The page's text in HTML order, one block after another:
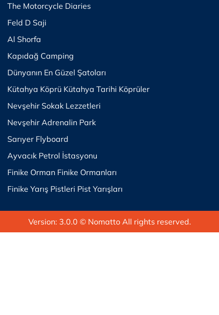
The Motorcycle Diaries
Feld D Saji
Al Shorfa
Kapıdağ Camping
Dünyanın En Güzel Şatoları
Kütahya Köprü Kütahya Tarihi Köprüler
Nevşehir Sokak Lezzetleri
Nevşehir Adrenalin Park
Sarıyer Flyboard
Ayvacık Petrol İstasyonu
Finike Orman Finike Ormanları
Finike Yarış Pistleri Pist Yarışları
Version: 3.0.0 © Nomatto All rights reserved.